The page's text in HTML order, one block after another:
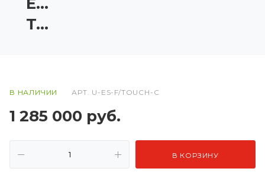
Touch
В НАЛИЧИИ АРТ. U-ES-F/TOUCH-C
1 285 000 руб.
В КОРЗИНУ